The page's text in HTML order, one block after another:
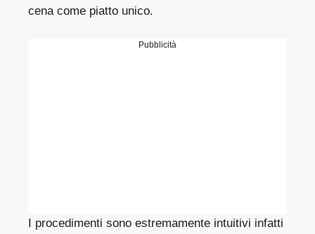
cena come piatto unico.
Pubblicità
I procedimenti sono estremamente intuitivi infatti